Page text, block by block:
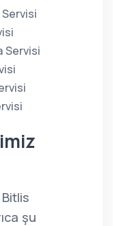
Servisi
şu